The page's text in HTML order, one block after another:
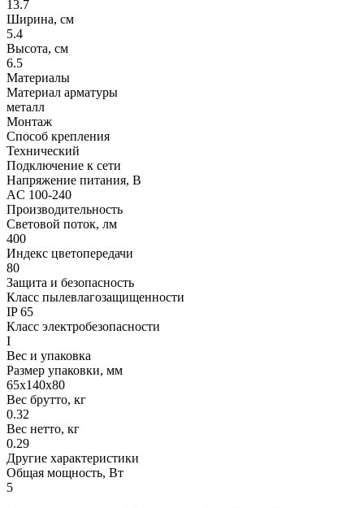
13.7
Ширина, см
5.4
Высота, см
6.5
Материалы
Материал арматуры
металл
Монтаж
Способ крепления
Технический
Подключение к сети
Напряжение питания, В
AC 100-240
Производительность
Световой поток, лм
400
Индекс цветопередачи
80
Защита и безопасность
Класс пылевлагозащищенности
IP 65
Класс электробезопасности
I
Вес и упаковка
Размер упаковки, мм
65x140x80
Вес брутто, кг
0.32
Вес нетто, кг
0.29
Другие характеристики
Общая мощность, Вт
5